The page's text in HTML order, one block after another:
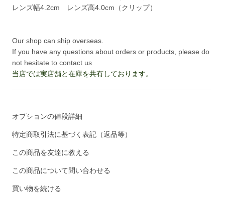
レンズ幅4.2cm レンズ高4.0cm（クリップ）
Our shop can ship overseas.
If you have any questions about orders or products, please do
not hesitate to contact us
当店では実店舗と在庫を共有しております。
オプションの値段詳細
特定商取引法に基づく表記（返品等）
この商品を友達に教える
この商品について問い合わせる
買い物を続ける